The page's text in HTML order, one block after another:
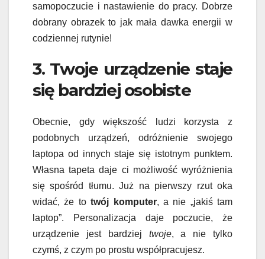
samopoczucie i nastawienie do pracy. Dobrze
dobrany obrazek to jak mała dawka energii w
codziennej rutynie!
3. Twoje urządzenie staje
się bardziej osobiste
Obecnie, gdy większość ludzi korzysta z
podobnych urządzeń, odróżnienie swojego
laptopa od innych staje się istotnym punktem.
Własna tapeta daje ci możliwość wyróżnienia
się spośród tłumu. Już na pierwszy rzut oka
widać, że totwój komputer, a nie „jakiś tam
laptop”. Personalizacja daje poczucie, że
urządzenie jest bardziej twoje, a nie tylko
czymś, z czym po prostu współpracujesz.